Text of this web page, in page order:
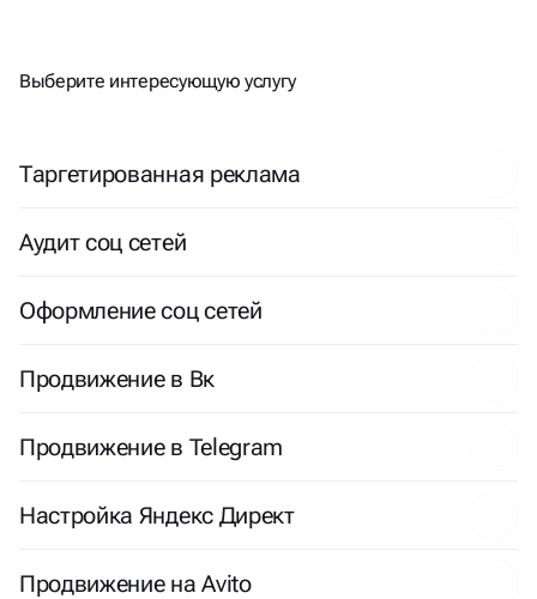
ЕСТЬДРУГИЕЗАДАЧИ?
Выберите интересующую услугу
Таргетированная реклама
Аудит соц сетей
Оформление соц сетей
Продвижение в Вк
Продвижение в Telegram
Настройка Яндекс Директ
Продвижение на Avito